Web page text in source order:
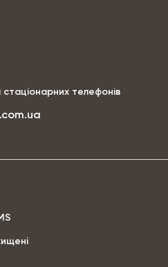
телефонів